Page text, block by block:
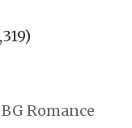
BG Romance